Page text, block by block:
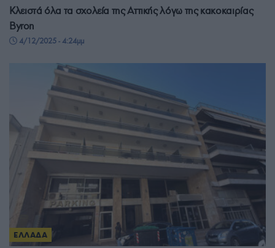
Κλειστά όλα τα σχολεία της Αττικής λόγω της κακοκαιρίας
Byron
4/12/2025 - 4:24μμ
ΕΛΛΑΔΑ